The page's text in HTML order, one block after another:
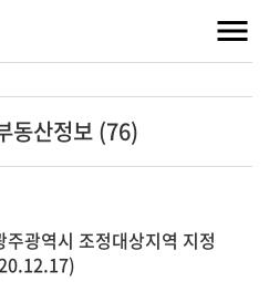
동산정보 (76)
주광역시 조정대상지역 지정